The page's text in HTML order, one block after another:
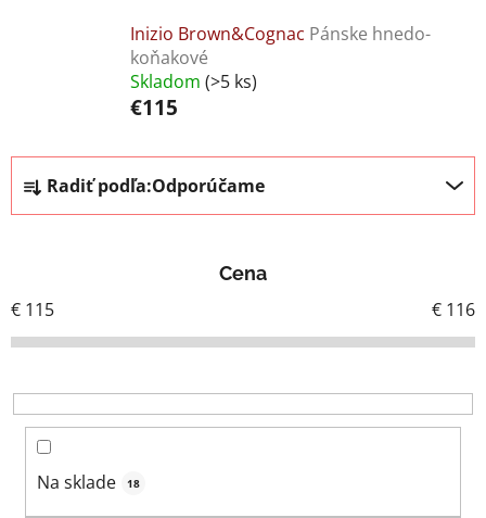
Inizio Brown&Cognac Pánske hnedo-
koňakové
Skladom (>5 ks)
€115
a
d
i
e
r
o
Radiť podľa:Odporúčame
Cena
€ 115 € 116
Na sklade 18